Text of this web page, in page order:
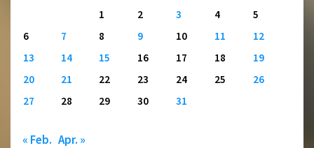
1
2 3 4
5
6
7 8 9 10 11
12
13
14 15 16 17 18
19
20
21 22 23 24 25
26
27
28 29 30 31
« Feb. Apr. »